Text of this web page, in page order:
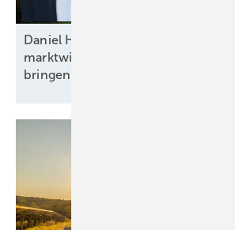
Daniel Hölder von Baywa RE:
marktwirtschaftliche Anreize ins
bringen“